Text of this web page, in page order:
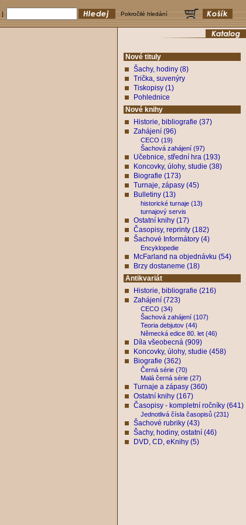
] Pokročilé hledání
Nové tituly
Šachy, hodiny (8)
Trička, suvenýry
Tiskopisy (1)
Pohlednice
Nové knihy
Historie, bibliografie (37)
Zahájení (96)
CECO (19)
Šachová zahájení (97)
Učebnice, střední hra (193)
Koncovky, úlohy, studie (38)
Biografie (173)
Turnaje, zápasy (45)
Bulletiny (13)
historické turnaje (13)
turnajový servis
Ostatní knihy (17)
Časopisy, reprinty (182)
Šachové Informátory (4)
Encyklopedie
McFarland na objednávku (54)
Brzy dostaneme (18)
Antikvariát
Historie, bibliografie (216)
Zahájení (723)
CECO (34)
Šachová zahájení (107)
Teoria debjutov (44)
Německá edice 80. let (46)
Díla všeobecná (909)
Koncovky, úlohy, studie (458)
Biografie (362)
Černá série (70)
Malá černá série (27)
Turnaje a zápasy (360)
Ostatní knihy (167)
Časopisy - kompletní ročníky (641)
Jednotlivá čísla časopisů (231)
Šachové rubriky (43)
Šachy, hodiny, ostatní (46)
DVD, CD, eKnihy (5)